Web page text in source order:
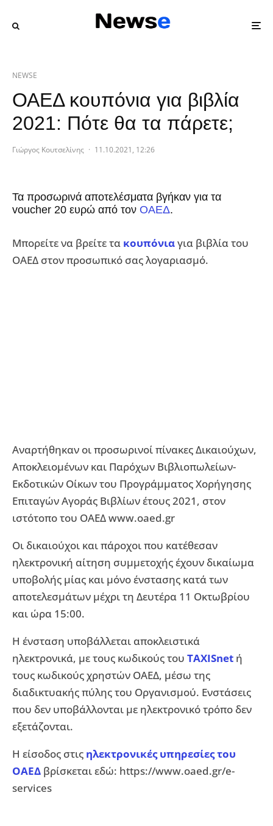
NEWSE
ΟΑΕΔ κουπόνια για βιβλία
2021: Πότε θα τα πάρετε;
Γιώργος Κουτσελίνης · 11.10.2021, 12:26
Τα προσωρινά αποτελέσματα βγήκαν για τα
voucher 20 ευρώ από τον ΟΑΕΔ.
Μπορείτε να βρείτε τα κουπόνιαγια βιβλία του
ΟΑΕΔ στον προσωπικό σας λογαριασμό.
Αναρτήθηκαν οι προσωρινοί πίνακες Δικαιούχων,
Αποκλειομένων και Παρόχων Βιβλιοπωλείων-
Εκδοτικών Οίκων του Προγράμματος Χορήγησης
Επιταγών Αγοράς Βιβλίων έτους 2021, στον
ιστότοπο του ΟΑΕΔ www.oaed.gr
Οι δικαιούχοι και πάροχοι που κατέθεσαν
ηλεκτρονική αίτηση συμμετοχής έχουν δικαίωμα
υποβολής μίας και μόνο ένστασης κατά των
αποτελεσμάτων μέχρι τη Δευτέρα 11 Οκτωβρίου
και ώρα 15:00.
Η ένσταση υποβάλλεται αποκλειστικά
ηλεκτρονικά, με τους κωδικούς του TAXISnet ή
τους κωδικούς χρηστών ΟΑΕΔ, μέσω της
διαδικτυακής πύλης του Οργανισμού. Ενστάσεις
που δεν υποβάλλονται με ηλεκτρονικό τρόπο δεν
εξετάζονται.
Η είσοδος στις ηλεκτρονικές υπηρεσίες του
ΟΑΕΔ βρίσκεται εδώ: https://www.oaed.gr/e-
services